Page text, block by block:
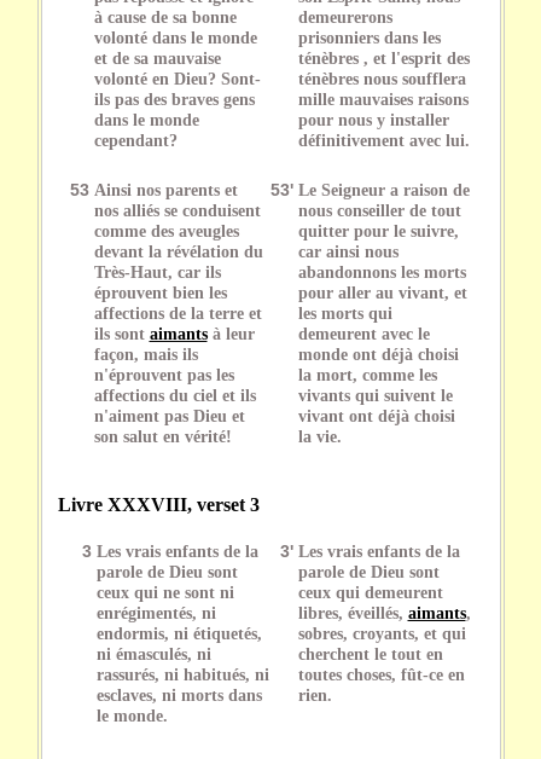
à cause de sa bonne
volonté dans le monde
et de sa mauvaise
volonté en Dieu? Sont-
ils pas des braves gens
dans le monde
cependant?
demeurerons
prisonniers dans les
ténèbres , et l'esprit des
ténèbres nous soufflera
mille mauvaises raisons
pour nous y installer
définitivement avec lui.
53 Ainsi nos parents et
nos alliés se conduisent
comme des aveugles
devant la révélation du
Très-Haut, car ils
éprouvent bien les
affections de la terre et
ils sont aimantsà leur
façon, mais ils
n'éprouvent pas les
affections du ciel et ils
n'aiment pas Dieu et
son salut en vérité!
53' Le Seigneur a raison de
nous conseiller de tout
quitter pour le suivre,
car ainsi nous
abandonnons les morts
pour aller au vivant, et
les morts qui
demeurent avec le
monde ont déjà choisi
la mort, comme les
vivants qui suivent le
vivant ont déjà choisi
la vie.
Livre XXXVIII, verset 3
3 Les vrais enfants de la
parole de Dieu sont
ceux qui ne sont ni
enrégimentés, ni
endormis, ni étiquetés,
ni émasculés, ni
rassurés, ni habitués, ni
esclaves, ni morts dans
le monde.
3' Les vrais enfants de la
parole de Dieu sont
ceux qui demeurent
libres, éveillés, aimants,
sobres, croyants, et qui
cherchent le tout en
toutes choses, fût-ce en
rien.